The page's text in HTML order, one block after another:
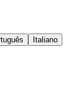
Italiano